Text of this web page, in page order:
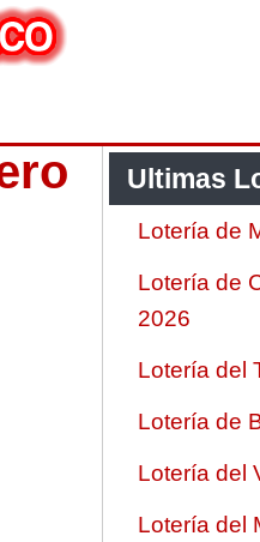
Ultimas
Lotería de
Lotería de
2026
Lotería del
Lotería de
Lotería del
Lotería del